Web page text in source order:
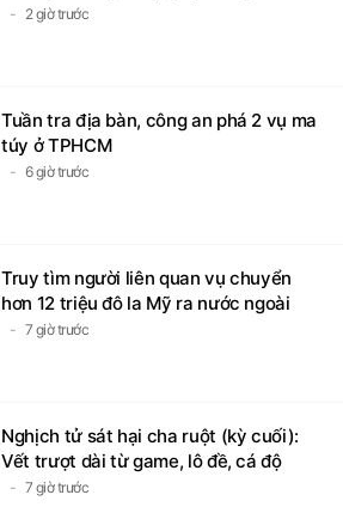
2 giờ trước
Tuần tra địa bàn, công an phá 2 vụ ma
túy ở TPHCM
6 giờ trước
Truy tìm người liên quan vụ chuyển
hơn 12 triệu đô la Mỹ ra nước ngoài
7 giờ trước
Nghịch tử sát hại cha ruột (kỳ cuối):
Vết trượt dài từ game, lô đề, cá độ
7 giờ trước